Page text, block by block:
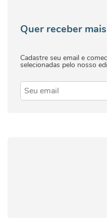
Quer receber
Cadastre seu email e
selecionadas pelo nosso